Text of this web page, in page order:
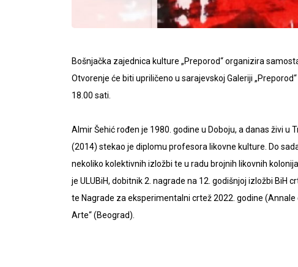
Bošnjačka zajednica kulture „Preporod“ organizira
Otvorenje će biti upriličeno u sarajevskoj Galeriji
18.00 sati.
Almir Šehić rođen je 1980. godine u Doboju, a danas živi u
(2014) stekao je diplomu profesora likovne kulture. Do
nekoliko kolektivnih izložbi te u radu brojnih likovnih
je ULUBiH, dobitnik 2. nagrade na 12. godišnjoj izložbi BiH
te Nagrade za eksperimentalni crtež 2022. godine (Annale
Arte“ (Beograd).